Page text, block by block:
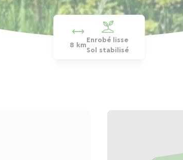
8 km
Enrobé lisse
Sol stabilisé